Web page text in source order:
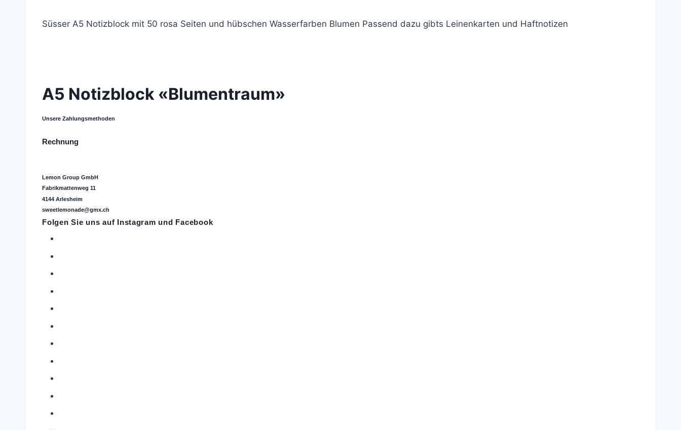
Süsser A5 Notizblock mit 50 rosa Seiten und hübschen Wasserfarben Blumen Passend dazu gibts Leinenkarten und Haftnotizen
A5 Notizblock «Blumentraum»
Unsere Zahlungsmethoden
Rechnung
Lemon Group GmbH
Fabrikmattenweg 11
4144 Arlesheim
sweetlemonade@gmx.ch
Folgen Sie uns auf Instagram und Facebook